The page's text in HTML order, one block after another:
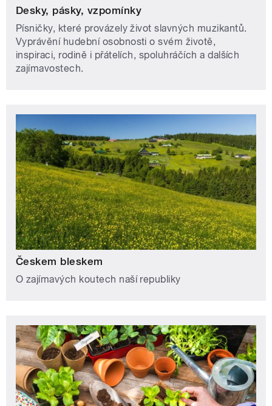
Desky, pásky, vzpomínky
Písničky, které provázely život slavných muzikantů.
Vyprávění hudební osobnosti o svém životě,
inspiraci, rodině i přátelích, spoluhráčích a dalších
zajímavostech.
Českem bleskem
O zajímavých koutech naší republiky